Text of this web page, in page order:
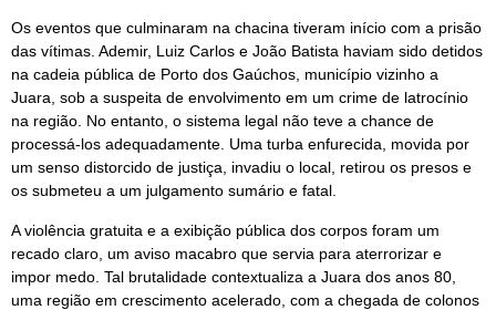
Os eventos que culminaram na chacina tiveram início com a prisão
das vítimas. Ademir, Luiz Carlos e João Batista haviam sido detidos
na cadeia pública de Porto dos Gaúchos, município vizinho a
Juara, sob a suspeita de envolvimento em um crime de latrocínio
na região. No entanto, o sistema legal não teve a chance de
processá-los adequadamente. Uma turba enfurecida, movida por
um senso distorcido de justiça, invadiu o local, retirou os presos e
os submeteu a um julgamento sumário e fatal.
A violência gratuita e a exibição pública dos corpos foram um
recado claro, um aviso macabro que servia para aterrorizar e
impor medo. Tal brutalidade contextualiza a Juara dos anos 80,
uma região em crescimento acelerado, com a chegada de colonos